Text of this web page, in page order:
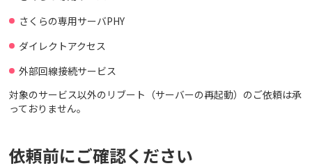
さくらの専用サーバPHY
ダイレクトアクセス
外部回線接続サービス
対象のサービス以外のリブート（サーバーの再起動）のご依頼は承
っておりません。
依頼前にご確認ください